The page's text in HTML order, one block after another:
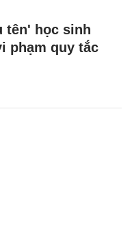
tên' học sinh
phạm quy tắc